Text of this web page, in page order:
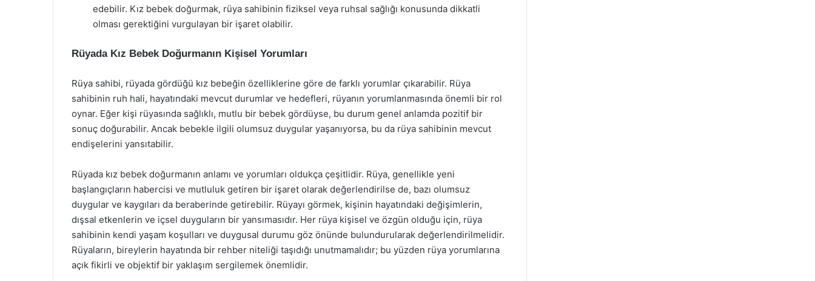
edebilir. Kız bebek doğurmak, rüya sahibinin fiziksel veya ruhsal sağlığı konusunda dikkatli
olması gerektiğini vurgulayan bir işaret olabilir.
Rüyada Kız Bebek Doğurmanın Kişisel Yorumları
Rüya sahibi, rüyada gördüğü kız bebeğin özelliklerine göre de farklı yorumlar çıkarabilir. Rüya
sahibinin ruh hali, hayatındaki mevcut durumlar ve hedefleri, rüyanın yorumlanmasında önemli bir rol
oynar. Eğer kişi rüyasında sağlıklı, mutlu bir bebek gördüyse, bu durum genel anlamda pozitif bir
sonuç doğurabilir. Ancak bebekle ilgili olumsuz duygular yaşanıyorsa, bu da rüya sahibinin mevcut
endişelerini yansıtabilir.
Rüyada kız bebek doğurmanın anlamı ve yorumları oldukça çeşitlidir. Rüya, genellikle yeni
başlangıçların habercisi ve mutluluk getiren bir işaret olarak değerlendirilse de, bazı olumsuz
duygular ve kaygıları da beraberinde getirebilir. Rüyayı görmek, kişinin hayatındaki değişimlerin,
dışsal etkenlerin ve içsel duyguların bir yansımasıdır. Her rüya kişisel ve özgün olduğu için, rüya
sahibinin kendi yaşam koşulları ve duygusal durumu göz önünde bulundurularak değerlendirilmelidir.
Rüyaların, bireylerin hayatında bir rehber niteliği taşıdığı unutmamalıdır; bu yüzden rüya yorumlarına
açık fikirli ve objektif bir yaklaşım sergilemek önemlidir.